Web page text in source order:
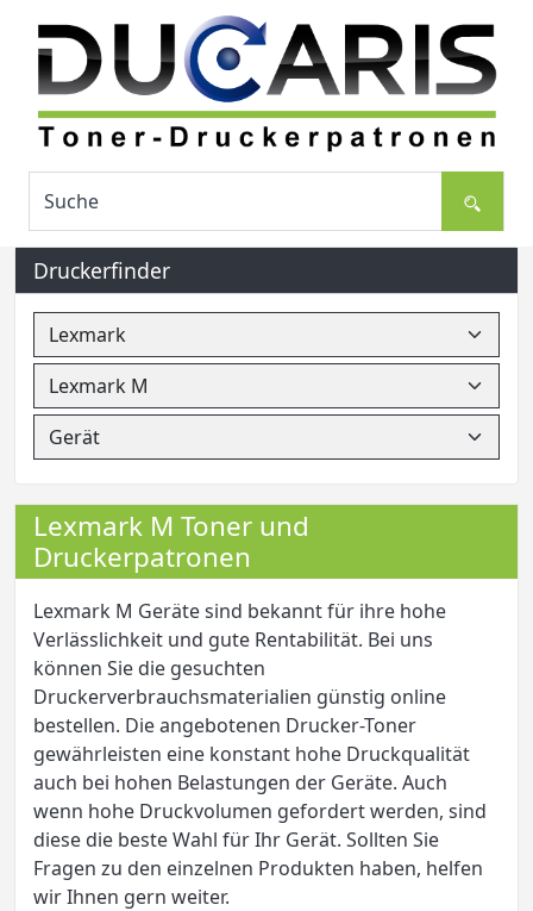
Druckerfinder
Lexmark M Toner und
Druckerpatronen
Lexmark M Geräte sind bekannt für ihre hohe
Verlässlichkeit und gute Rentabilität. Bei uns
können Sie die gesuchten
Druckerverbrauchsmaterialien günstig online
bestellen. Die angebotenen Drucker-Toner
gewährleisten eine konstant hohe Druckqualität
auch bei hohen Belastungen der Geräte. Auch
wenn hohe Druckvolumen gefordert werden, sind
diese die beste Wahl für Ihr Gerät. Sollten Sie
Fragen zu den einzelnen Produkten haben, helfen
wir Ihnen gern weiter.